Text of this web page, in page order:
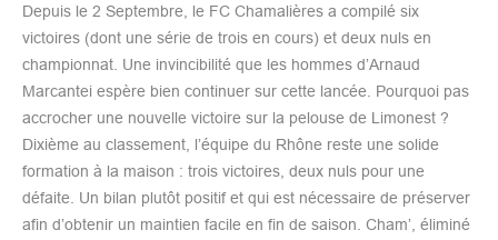
Depuis le 2 Septembre, le FC Chamalières a compilé six
victoires (dont une série de trois en cours) et deux nuls en
championnat. Une invincibilité que les hommes d’Arnaud
Marcantei espère bien continuer sur cette lancée. Pourquoi pas
accrocher une nouvelle victoire sur la pelouse de Limonest ?
Dixième au classement, l’équipe du Rhône reste une solide
formation à la maison : trois victoires, deux nuls pour une
défaite. Un bilan plutôt positif et qui est nécessaire de préserver
afin d’obtenir un maintien facile en fin de saison. Cham’, éliminé